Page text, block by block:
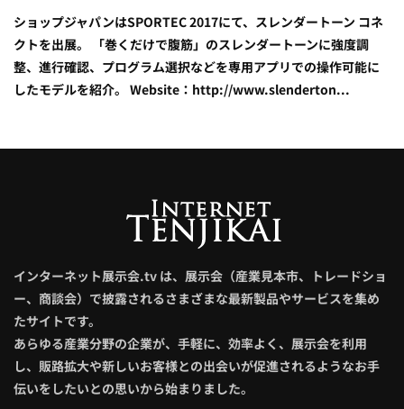
ショップジャパンはSPORTEC 2017にて、スレンダートーン コネ
クトを出展。 「巻くだけで腹筋」のスレンダートーンに強度調
整、進行確認、プログラム選択などを専用アプリでの操作可能に
したモデルを紹介。 Website：http://www.slenderton...
インターネット展示会.tv は、展示会（産業見本市、トレードショ
ー、商談会）で披露されるさまざまな最新製品やサービスを集め
たサイトです。
あらゆる産業分野の企業が、手軽に、効率よく、展示会を利用
し、販路拡大や新しいお客様との出会いが促進されるようなお手
伝いをしたいとの思いから始まりました。